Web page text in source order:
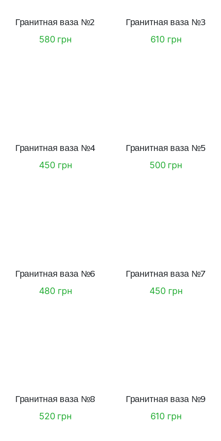
Гранитная ваза №2
580 грн
Гранитная ваза №3
610 грн
Гранитная ваза №4
450 грн
Гранитная ваза №5
500 грн
Гранитная ваза №6
480 грн
Гранитная ваза №7
450 грн
Гранитная ваза №8
520 грн
Гранитная ваза №9
610 грн